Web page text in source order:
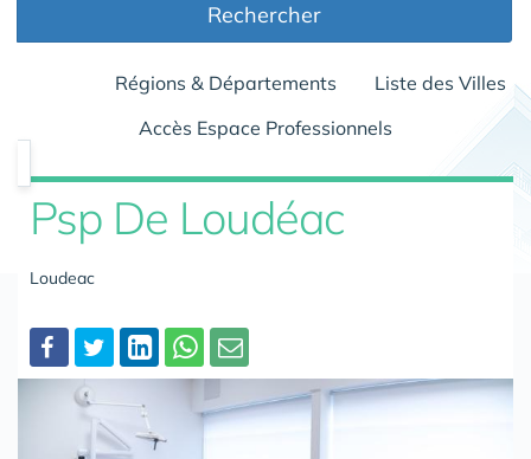
Rechercher
Régions & Départements
Liste des Villes
Accès Espace Professionnels
Psp De Loudéac
Loudeac
Partager